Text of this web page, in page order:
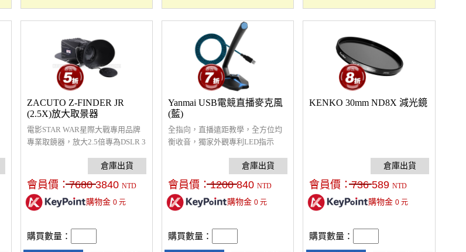
ZACUTO Z-FINDER JR
(2.5X)放大取景器
電影STAR WAR星際大戰專用品牌
專業取鏡器，放大2.5倍專為DSLR 3
便對焦，舒適眼罩設計避免印痕。
附有鏡頭蓋保護
會員價：7680 3840 NTD
購物金 0元
購買數量：
Yanmai USB電競直播麥克風
(藍)
全指向，直播遠距教學，全方位均
衡收音，獨家外觀專利LED指示
聽功能，可調節麥克風收音角度，
從而提高音質，尺寸:13x6.4x28cm
會員價：1200 840 NTD
購物金 0元
購買數量：
KENKO 30mm ND8X 減光鏡
會員價：736 589 NTD
購物金 0元
購買數量：